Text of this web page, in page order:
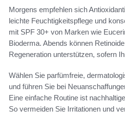
Morgens empfehlen sich
leichte Feuchtigkeitspflege und
mit SPF 30+ von Marken wie
Bioderma. Abends können
Regeneration unterstützen, sofern
Wählen Sie parfümfreie,
und führen Sie bei
Eine einfache Routine ist
So vermeiden Sie Irritationen und